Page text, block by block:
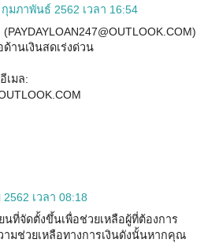
กุมภาพันธ์ 2562 เวลา 16:54
านเงินสดเร่งด่วน
เมล:
เวลา 08:18
นที่จัดตั้งขึ้นเพื่อช่วยเหลือผู้ที่ต้องการ
ามช่วยเหลือทางการเงินดังนั้นหากคุณ